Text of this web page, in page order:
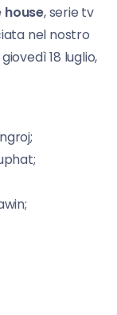
house, serie tv
nel nostro
18 luglio,